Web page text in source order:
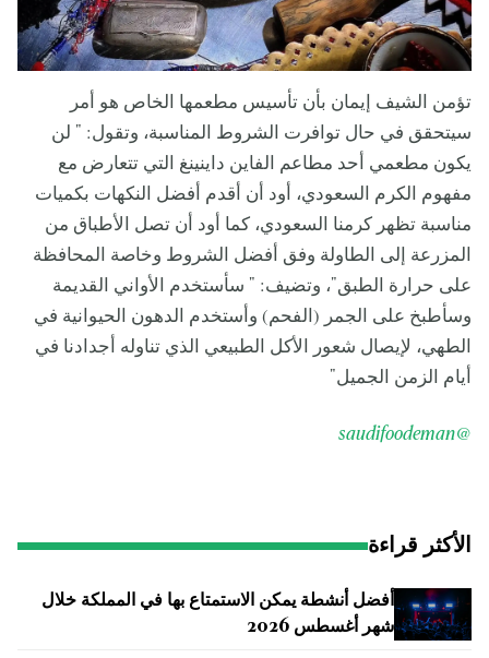
تؤمن الشيف إيمان بأن تأسيس مطعمها الخاص هو أمر
سيتحقق في حال توافرت الشروط المناسبة، وتقول: " لن
يكون مطعمي أحد مطاعم الفاين داينينغ التي تتعارض مع
مفهوم الكرم السعودي، أود أن أقدم أفضل النكهات بكميات
مناسبة تظهر كرمنا السعودي، كما أود أن تصل الأطباق من
المزرعة إلى الطاولة وفق أفضل الشروط وخاصة المحافظة
على حرارة الطبق"، وتضيف: " سأستخدم الأواني القديمة
وسأطبخ على الجمر (الفحم) وأستخدم الدهون الحيوانية في
الطهي، لإيصال شعور الأكل الطبيعي الذي تناوله أجدادنا في
أيام الزمن الجميل"
@saudifoodeman
الأكثر قراءة
أفضل أنشطة يمكن الاستمتاع بها في المملكة خلال
شهر أغسطس 2026